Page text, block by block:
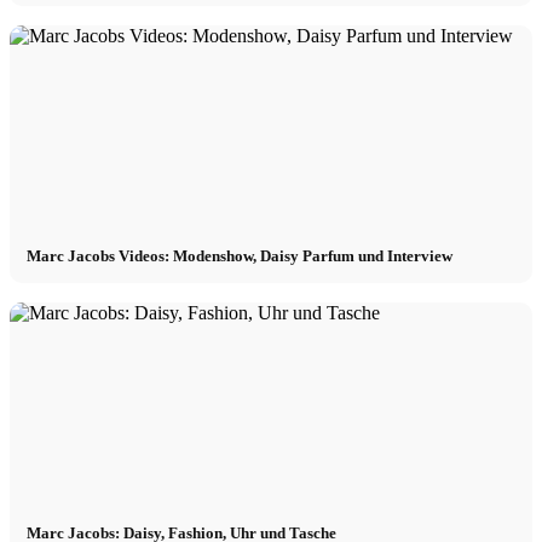
Marc Jacobs Videos: Modenshow, Daisy Parfum und Interview
Marc Jacobs: Daisy, Fashion, Uhr und Tasche